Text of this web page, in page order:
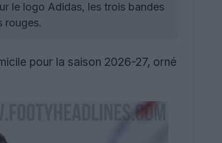
le logo Adidas, les trois bandes
rouges.
pour la saison 2026-27, orné